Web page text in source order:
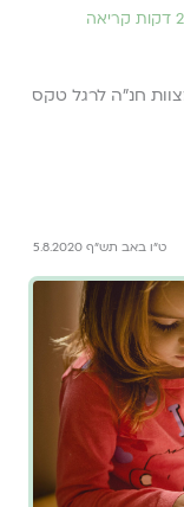
חנ"ה לרגל טקס
ט"ו באב תש"ף 5.8.2020